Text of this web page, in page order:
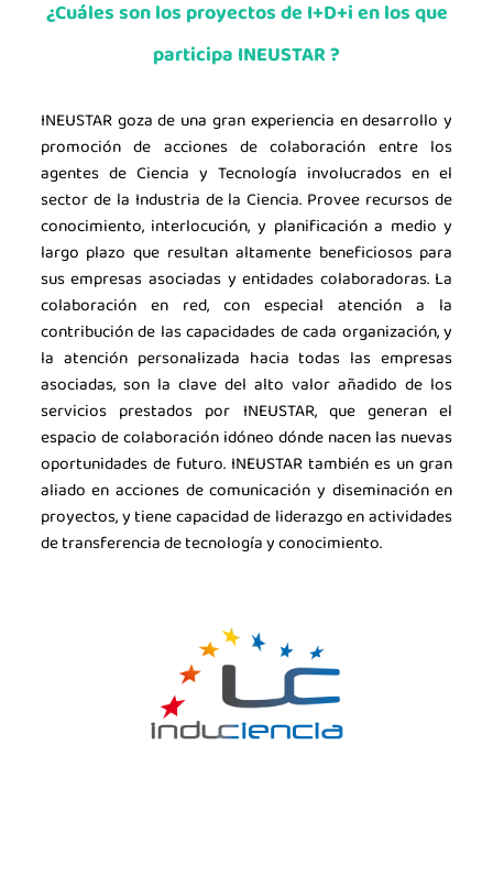
¿Cuáles son los proyectos de I+D+i en los que
participa INEUSTAR ?
INEUSTAR goza de una gran experiencia en desarrollo y
promoción de acciones de colaboración entre los
agentes de Ciencia y Tecnología involucrados en el
sector de la Industria de la Ciencia. Provee recursos de
conocimiento, interlocución, y planificación a medio y
largo plazo que resultan altamente beneficiosos para
sus empresas asociadas y entidades colaboradoras. La
colaboración en red, con especial atención a la
contribución de las capacidades de cada organización, y
la atención personalizada hacia todas las empresas
asociadas, son la clave del alto valor añadido de los
servicios prestados por INEUSTAR, que generan el
espacio de colaboración idóneo dónde nacen las nuevas
oportunidades de futuro. INEUSTAR también es un gran
aliado en acciones de comunicación y diseminación en
proyectos, y tiene capacidad de liderazgo en actividades
de transferencia de tecnología y conocimiento.